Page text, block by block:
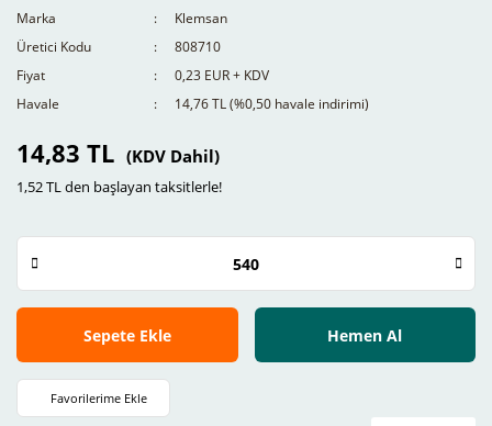
Marka
Klemsan
Üretici Kodu
808710
Fiyat
0,23 EUR + KDV
Havale
14,76 TL (%0,50 havale indirimi)
14,83 TL (KDV Dahil)
1,52 TL den başlayan taksitlerle!
Sepete Ekle Hemen Al